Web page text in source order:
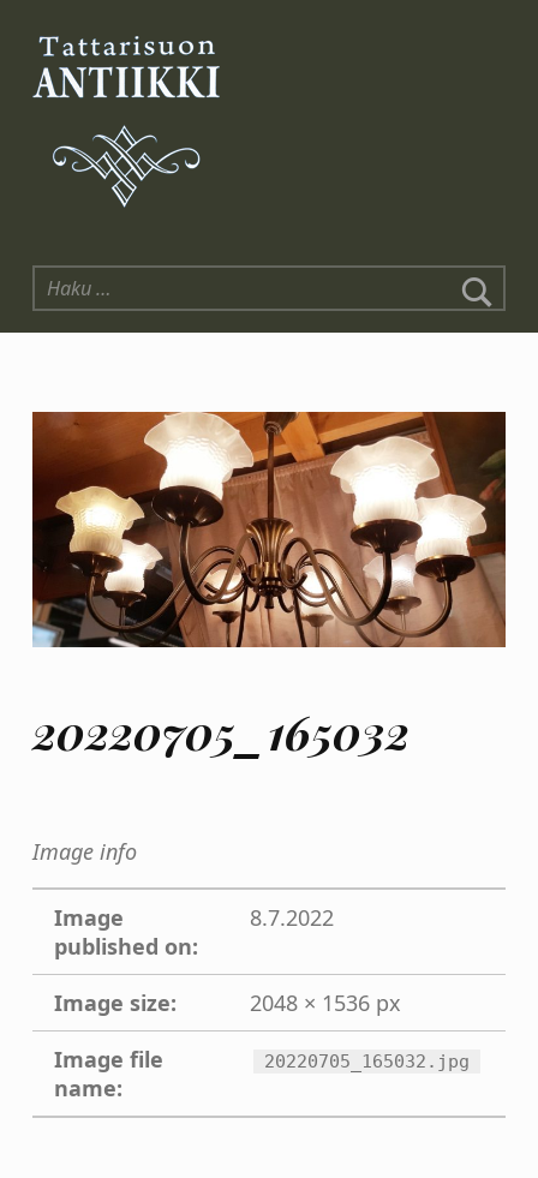
Tattarisuon Antiikki
Haku:
20220705_165032
Image info
Image
published on:
8.7.2022
Image size:
2048 × 1536 px
Image file
name:
20220705_165032.jpg